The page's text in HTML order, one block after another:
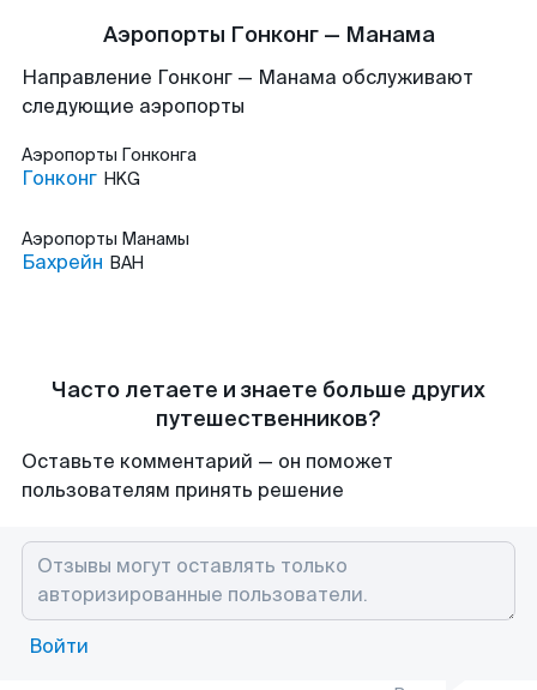
Аэропорты Гонконг — Манама
Направление Гонконг — Манама обслуживают
следующие аэропорты
Аэропорты Гонконга
Гонконг HKG
Аэропорты Манамы
Бахрейн BAH
Часто летаете и знаете больше других
путешественников?
Оставьте комментарий — он поможет
пользователям принять решение
Войти